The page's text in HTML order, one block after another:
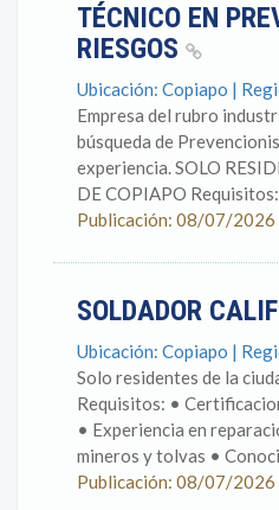
TÉCNICO EN
RIESGOS
Ubicación: Copiapo |
Empresa del rubro
búsqueda de
experiencia. SOLO
DE COPIAPO
Publicación: 08/07/
SOLDADOR
Ubicación: Copiapo |
Solo residentes de la
Requisitos: •
• Experiencia en
mineros y tolvas •
Publicación: 08/07/